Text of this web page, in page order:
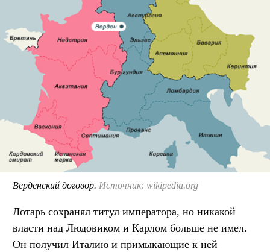
Верденский договор. Источник: wikipedia.org
Лотарь сохранял титул императора, но никакой
власти над Людовиком и Карлом больше не имел.
Он получил Италию и примыкающие к ней